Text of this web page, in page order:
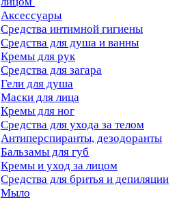
Аксессуары
Средства интимной гигиены
Средства для душа и ванны
Кремы для рук
Средства для загара
Гели для душа
Маски для лица
Кремы для ног
Средства для ухода за телом
Антиперспиранты, дезодоранты
Бальзамы для губ
Кремы и уход за лицом
Средства для бритья и депиляции
Мыло